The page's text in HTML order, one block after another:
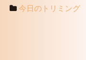
今日のトリミング